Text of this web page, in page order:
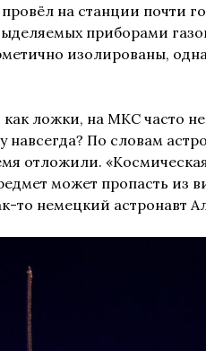
на станции почти
приборами
изолированы,
как ложки, на МКС часто
навсегда? По словам
отложили.
может пропасть из
то немецкий астронавт